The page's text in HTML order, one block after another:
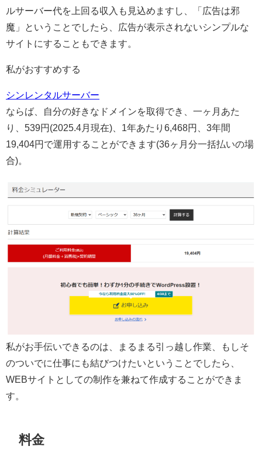
ルサーバー代を上回る収入も見込めますし、「広告は邪
魔」ということでしたら、広告が表示されないシンプルな
サイトにすることもできます。
私がおすすめする
シンレンタルサーバー
ならば、自分の好きなドメインを取得でき、一ヶ月あた
り、539円(2025.4月現在)、1年あたり6,468円、3年間
19,404円で運用することができます(36ヶ月分一括払いの場
合)。
私がお手伝いできるのは、まるまる引っ越し作業、もしそ
のついでに仕事にも結びつけたいということでしたら、
WEBサイトとしての制作を兼ねて作成することができま
す。
料金